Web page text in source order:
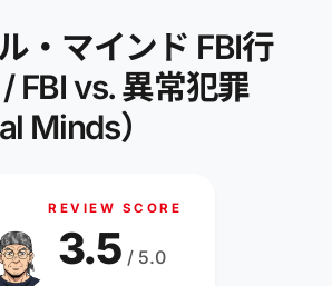
・マインド FBI行
FBI vs. 異常犯罪
Minds）
REVIEW SCORE
3.5 / 5.0